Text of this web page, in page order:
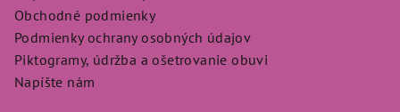
Obchodné podmienky
Podmienky ochrany osobných údajov
Piktogramy, údržba a ošetrovanie obuvi
Napíšte nám